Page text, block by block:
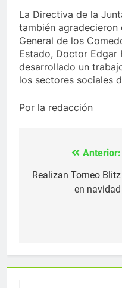
La Directiva de la
también
General de los
Estado, Doctor Edgar
desarrollado un
los sectores sociales
Por la redacción
Navegación
de
Anterior:
Realizan Torneo Blitz
en navidad